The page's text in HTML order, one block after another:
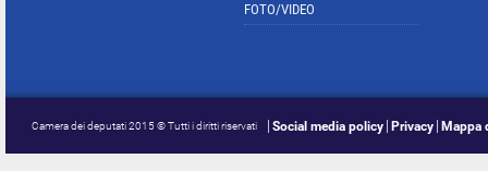
FOTO/VIDEO
Camera dei deputati 2015 © Tutti i diritti riservati Social media policy Privacy Mappa